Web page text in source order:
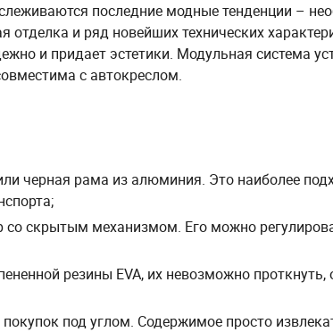
последние модные тенденции –
отделка и ряд новейших технических
и придает эстетики. Модульная система
с автокреслом.
черная рама из алюминия. Это наиболее
скрытым механизмом. Его можно
резины EVA, их невозможно
под углом. Содержимое просто